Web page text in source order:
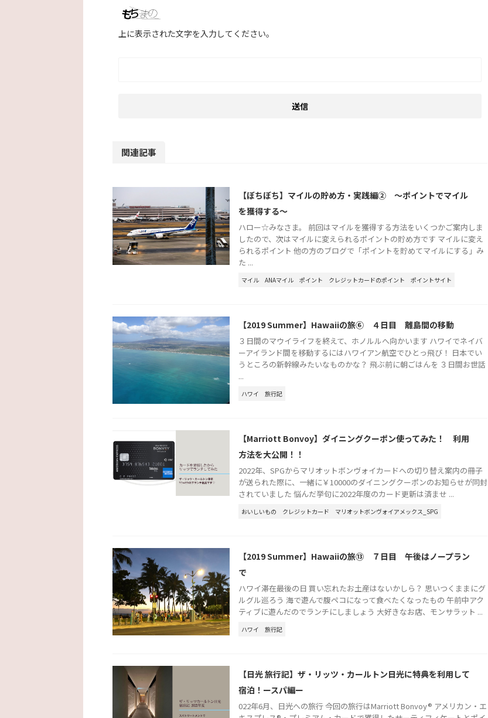
上に表示された文字を入力してください。
関連記事
【ぼちぼち】マイルの貯め方・実践編② ～ポイントでマイル
を獲得する～
ハロー☆みなさま。 前回はマイルを獲得する方法をいくつかご案内しま
したので、次はマイルに変えられるポイントの貯め方です マイルに変え
られるポイント 他の方のブログで「ポイントを貯めてマイルにする」み
た ...
マイル ANAマイル ポイント クレジットカードのポイント ポイントサイト
【2019 Summer】Hawaiiの旅⑥ ４日目 離島間の移動
３日間のマウイライフを終えて、ホノルルへ向かいます ハワイでネイバ
ーアイランド間を移動するにはハワイアン航空でひとっ飛び！ 日本でい
うところの新幹線みたいなものかな？ 飛ぶ前に朝ごはんを ３日間お世話
...
ハワイ 旅行記
【Marriott Bonvoy】ダイニングクーポン使ってみた！ 利用
方法を大公開！！
2022年、SPGからマリオットボンヴォイカードへの切り替え案内の冊子
が送られた際に、一緒に￥10000のダイニングクーポンのお知らせが同封
されていました 悩んだ挙句に2022年度のカード更新は済ませ ...
おいしいもの クレジットカード マリオットボンヴォイアメックス_SPG
【2019 Summer】Hawaiiの旅⑬ ７日目 午後はノープラン
で
ハワイ滞在最後の日 買い忘れたお土産はないかしら？ 思いつくままにグ
ルグル巡ろう 海で遊んで腹ペコになって食べたくなったもの 午前中アク
ティブに遊んだのでランチにしましょう 大好きなお店、モンサラット ...
ハワイ 旅行記
【日光 旅行記】ザ・リッツ・カールトン日光に特典を利用して
宿泊！ースパ編ー
022年6月、日光への旅行 今回の旅行はMarriott Bonvoy® アメリカン・エ